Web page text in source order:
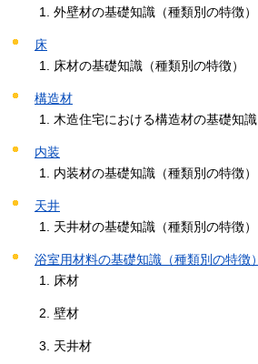
外壁材の基礎知識（種類別の特徴）
床
床材の基礎知識（種類別の特徴）
構造材
木造住宅における構造材の基礎知識
内装
内装材の基礎知識（種類別の特徴）
天井
天井材の基礎知識（種類別の特徴）
浴室用材料の基礎知識（種類別の特徴）
床材
壁材
天井材